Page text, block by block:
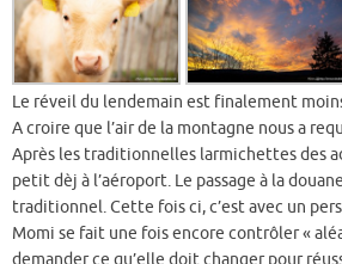
Le réveil du lendemain est finalement
A croire que l’air de la montagne nous a
Après les traditionnelles larmichettes des
petit dèj à l’aéroport. Le passage à la
traditionnel. Cette fois ci, c’est avec un
Momi se fait une fois encore contrôler «
demander ce qu’elle doit changer pour